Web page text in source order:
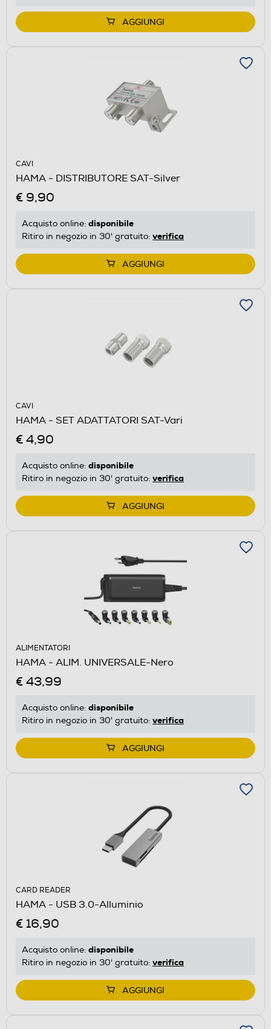
AGGIUNGI
CAVI
HAMA - DISTRIBUTORE SAT-Silver
€ 9,90
Acquisto online: disponibile
Ritiro in negozio in 30' gratuito: verifica
AGGIUNGI
CAVI
HAMA - SET ADATTATORI SAT-Vari
€ 4,90
Acquisto online: disponibile
Ritiro in negozio in 30' gratuito: verifica
AGGIUNGI
ALIMENTATORI
HAMA - ALIM. UNIVERSALE-Nero
€ 43,99
Acquisto online: disponibile
Ritiro in negozio in 30' gratuito: verifica
AGGIUNGI
CARD READER
HAMA - USB 3.0-Alluminio
€ 16,90
Acquisto online: disponibile
Ritiro in negozio in 30' gratuito: verifica
AGGIUNGI